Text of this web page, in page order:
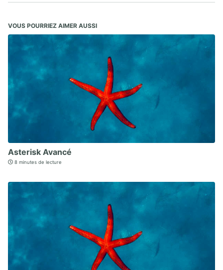
VOUS POURRIEZ AIMER AUSSI
Asterisk Avancé
8 minutes de lecture